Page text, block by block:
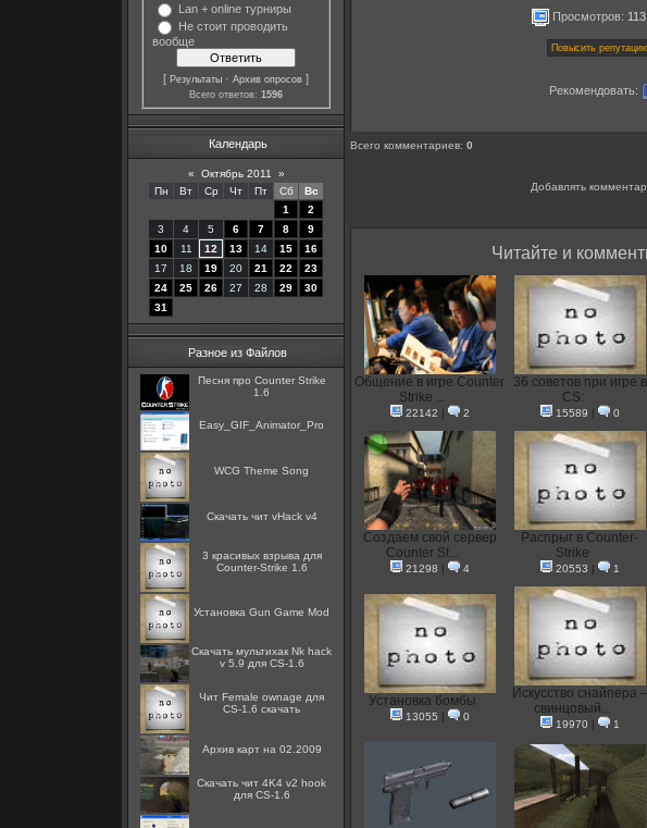
Lan + online турниры
Не стоит проводить
вообще
[ Результаты · Архив опросов ]
Всего ответов: 1596
Календарь
« Октябрь 2011
»
Пн
Вт Ср Чт Пт Сб
Вс
1
2
3
4 5 6 7 8
9
10
11 12 13 14 15
16
17
18 19 20 21 22
23
24
25 26 27 28 29
30
31
Разное из Файлов
Песня про Counter Strike
1.6
Easy_GIF_Animator_Pro
WCG Theme Song
Скачать чит vHack v4
3 красивых взрыва для
Counter-Strike 1.6
Установка Gun Game Mod
Скачать мультихак Nk hack
v 5.9 для CS-1.6
Чит Female ownage для
CS-1.6 скачать
Архив карт на 02.2009
Скачать чит 4K4 v2 hook
для CS-1.6
Просмотров:
Рекомендовать:
Всего комментариев: 0
Добавлять
Читайте и
Общение в игре Counter
Strike ...
22142 | 2
36 советов при игре в
CS:
15589 | 0
Создаем свой сервер
Counter St...
21298 | 4
Распрыг в Counter-
Strike
20553 | 1
Установка бомбы
13055 | 0
Искусство снайпера –
свинцовый...
19970 | 1